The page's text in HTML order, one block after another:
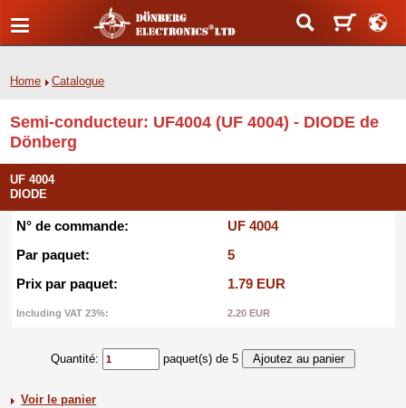
Home Catalogue
Semi-conducteur: UF4004 (UF 4004) - DIODE de
Dönberg
UF 4004
DIODE
N° de commande:
UF 4004
Par paquet:
5
Prix par paquet:
1.79 EUR
Including VAT 23%: 2.20 EUR
Quantité: paquet(s) de 5
Voir le panier